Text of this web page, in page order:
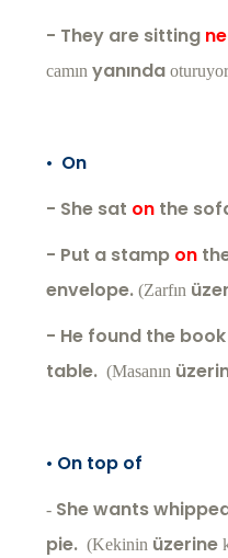
- They are sitting
camın yanında
• On
- She sat on the
- Put a stamp on
envelope. (Zarfın
- He found the book
table. (Masanın
• On top of
- She wants
pie. (Kekinin üzerine